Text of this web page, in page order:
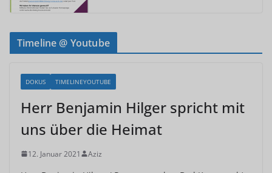
Timeline @ Youtube
DOKUS TIMELINEYOUTUBE
Herr Benjamin Hilger spricht mit
uns über die Heimat
12. Januar 2021 Aziz